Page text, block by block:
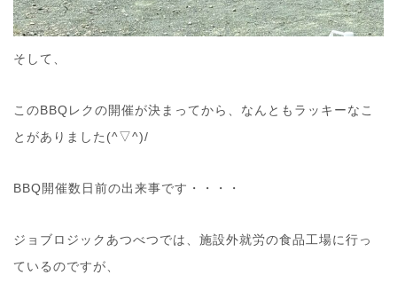
そして、
このBBQレクの開催が決まってから、なんともラッキーなこ
とがありました(^▽^)/
BBQ開催数日前の出来事です・・・・
ジョブロジックあつべつでは、施設外就労の食品工場に行っ
ているのですが、